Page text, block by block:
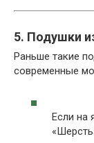
5. Подушки
Раньше такие
современные
Если на